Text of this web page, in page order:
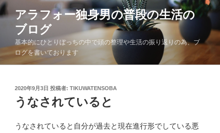
コ
ン
へ
アラフォー独身男の普段の生活の
ブログ
基本的にひとりぼっちの中で頭の整理や生活の振り返りの為、ブ
ログを書いております
投
稿
日:
2020年9月3日 投稿者: TIKUWATENSOBA
うなされていると
うなされていると自分が過去と現在進行形でしている悪